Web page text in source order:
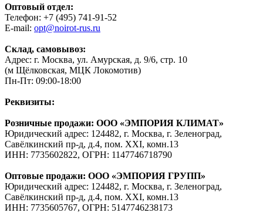
Оптовый отдел:
Телефон: +7 (495) 741-91-52
E-mail: opt@noirot-rus.ru
Склад, самовывоз:
Адрес: г. Москва, ул. Амурская, д. 9/6, стр. 10
(м Щёлковская, МЦК Локомотив)
Пн-Пт: 09:00-18:00
Реквизиты:
Розничные продажи: ООО «ЭМПОРИЯ КЛИМАТ»
Юридический адрес: 124482, г. Москва, г. Зеленоград,
Савёлкинский пр-д, д.4, пом. XXI, комн.13
ИНН: 7735602822, ОГРН: 1147746718790
Оптовые продажи: ООО «ЭМПОРИЯ ГРУПП»
Юридический адрес: 124482, г. Москва, г. Зеленоград,
Савёлкинский пр-д, д.4, пом. XXI, комн.13
ИНН: 7735605767, ОГРН: 5147746238173